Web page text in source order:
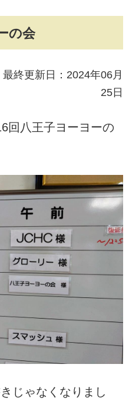
の会
終更新日：2024年06月
25日
回八王子ヨーヨーの
じゃなくなりまし